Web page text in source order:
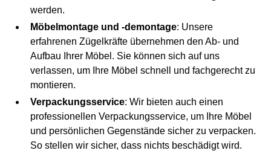
werden.
Möbelmontage und -demontage: Unsere
erfahrenen Zügelkräfte übernehmen den Ab- und
Aufbau Ihrer Möbel. Sie können sich auf uns
verlassen, um Ihre Möbel schnell und fachgerecht zu
montieren.
Verpackungsservice: Wir bieten auch einen
professionellen Verpackungsservice, um Ihre Möbel
und persönlichen Gegenstände sicher zu verpacken.
So stellen wir sicher, dass nichts beschädigt wird.